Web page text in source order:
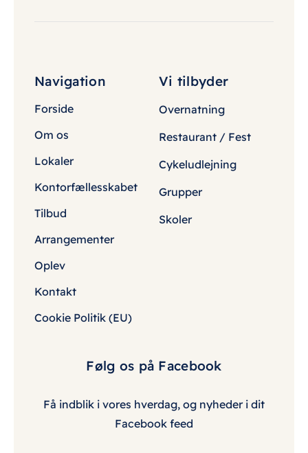
Navigation
Forside
Om os
Lokaler
Kontorfællesskabet
Tilbud
Arrangementer
Oplev
Kontakt
Cookie Politik (EU)
Vi tilbyder
Overnatning
Restaurant / Fest
Cykeludlejning
Grupper
Skoler
Følg os på Facebook
Få indblik i vores hverdag, og nyheder i dit
Facebook feed